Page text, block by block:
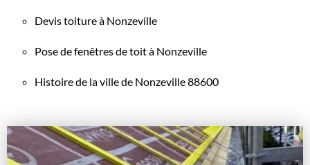
Devis toiture à Nonzeville
Pose de fenêtres de toit à Nonzeville
Histoire de la ville de Nonzeville 88600